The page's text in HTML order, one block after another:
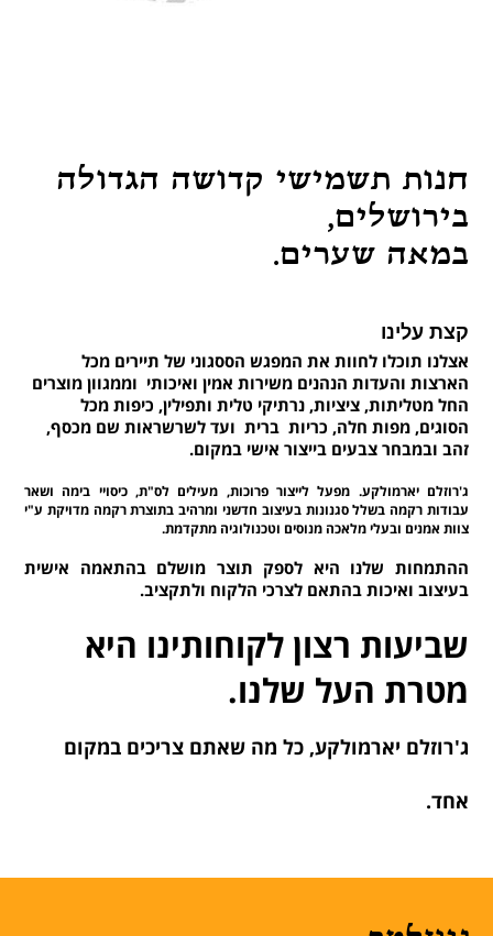
חנות תשמישי קדושה הגדולה
בירושלים,
במאה שערים.
קצת עלינו
אצלנו תוכלו לחוות את המפגש הססגוני של תיירים מכל
הארצות והעדות הנהנים משירות אמין ואיכותי וממגוון מוצרים
החל מטליתות, ציציות, נרתיקי טלית ותפילין, כיפות מכל
הסוגים, מפות חלה, כריות ברית ועד לשרשראות שם מכסף,
זהב ובמבחר צבעים בייצור אישי במקום.
ג'רוזלם יארמולקע. מפעל לייצור פרוכות, מעילים לס"ת, כיסויי בימה ושאר
עבודות רקמה בשלל סגנונות בעיצוב חדשני ומרהיב בתוצרת רקמה מדויקת ע"י
צוות אמנים ובעלי מלאכה מנוסים וטכנולוגיה מתקדמת.
ההתמחות שלנו היא לספק תוצר מושלם בהתאמה אישית
בעיצוב ואיכות בהתאם לצרכי הלקוח ולתקציב.
שביעות רצון לקוחותינו היא
מטרת העל שלנו.
ג'רוזלם יארמולקע, כל מה שאתם צריכים במקום
אחד.